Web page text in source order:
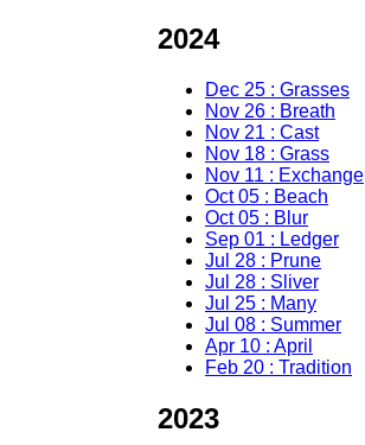
2024
Dec 25 : Grasses
Nov 26 : Breath
Nov 21 : Cast
Nov 18 : Grass
Nov 11 : Exchange
Oct 05 : Beach
Oct 05 : Blur
Sep 01 : Ledger
Jul 28 : Prune
Jul 28 : Sliver
Jul 25 : Many
Jul 08 : Summer
Apr 10 : April
Feb 20 : Tradition
2023